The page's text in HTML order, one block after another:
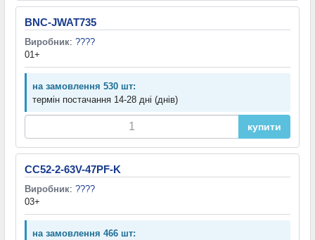
BNC-JWAT735
Виробник: ????
01+
на замовлення 530 шт:
термін постачання 14-28 дні (днів)
купити
CC52-2-63V-47PF-K
Виробник: ????
03+
на замовлення 466 шт: